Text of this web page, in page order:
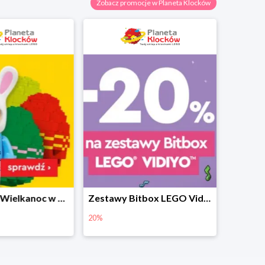
Zobacz promocje w Planeta Klocków
Prezenty na Wielkanoc w Planecie Klocków od 16,99 zł Zestawy Bitbox LEGO Vidiyo w Planecie Klocków -20%
20%